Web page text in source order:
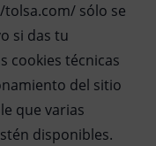
sólo se
si das tu
cookies técnicas
del sitio
que varias
disponibles.